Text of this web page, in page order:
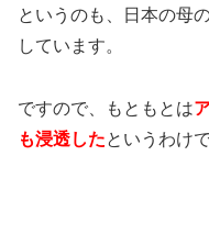
というのも、日本の母
しています。
ですので、もともとは
も浸透したというわけで